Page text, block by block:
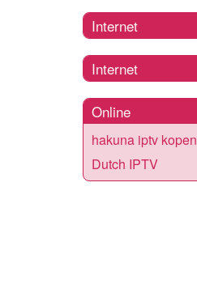
Internet
Internet
Online
hakuna iptv kopen
Dutch IPTV